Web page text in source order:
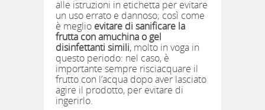
alle istruzioni in etichetta per evitare
un uso errato e dannoso; così come
è meglio evitare di sanificare la
frutta con amuchina o gel
disinfettanti simili, molto in voga in
questo periodo: nel caso, è
importante sempre risciacquare il
frutto con l’acqua dopo aver lasciato
agire il prodotto, per evitare di
ingerirlo.